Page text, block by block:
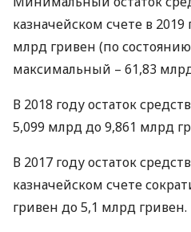
казначейском счете в 2019
млрд гривен (по
максимальный – 61,83
В 2018 году остаток
5,099 млрд до 9,861 млрд
В 2017 году остаток
казначейском счете
гривен до 5,1 млрд гривен.